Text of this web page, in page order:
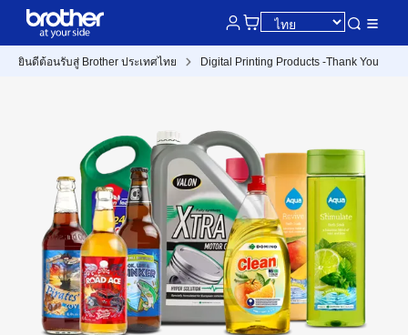
ยินดีต้อนรับสู่ Brother ประเทศไทย Digital Printing Products -Thank You